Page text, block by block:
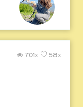
58x
701x